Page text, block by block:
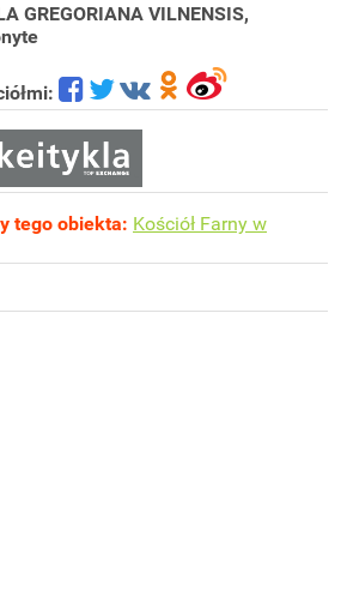
GREGORIANA VILNENSIS,
tego obiekta: Kościół Farny w